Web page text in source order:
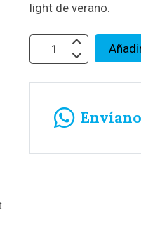
light de verano.